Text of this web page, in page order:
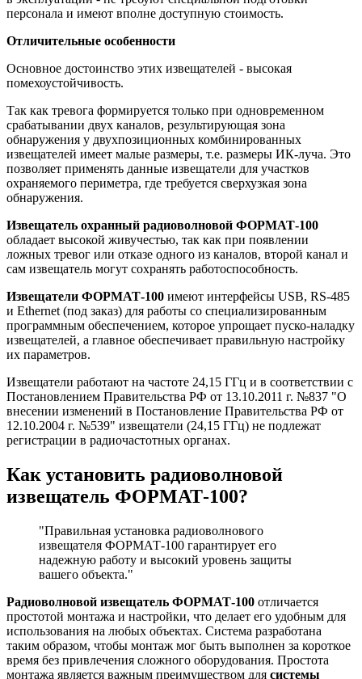
персонала и имеют вполне доступную стоимость.
Отличительные особенности
Основное достоинство этих извещателей - высокая
помехоустойчивость.
Так как тревога формируется только при одновременном
срабатывании двух каналов, результирующая зона
обнаружения у двухпозиционных комбинированных
извещателей имеет малые размеры, т.е. размеры ИК-луча. Это
позволяет применять данные извещатели для участков
охраняемого периметра, где требуется сверхузкая зона
обнаружения.
Извещатель охранный радиоволновой ФОРМАТ-100
обладает высокой живучестью, так как при появлении
ложных тревог или отказе одного из каналов, второй канал и
сам извещатель могут сохранять работоспособность.
Извещатели ФОРМАТ-100 имеют интерфейсы USB, RS-485
и Ethernet (под заказ) для работы со специализированным
программным обеспечением, которое упрощает пуско-наладку
извещателей, а главное обеспечивает правильную настройку
их параметров.
Извещатели работают на частоте 24,15 ГГц и в соответствии с
Постановлением Правительства РФ от 13.10.2011 г. №837 "О
внесении изменений в Постановление Правительства РФ от
12.10.2004 г. №539" извещатели (24,15 ГГц) не подлежат
регистрации в радиочастотных органах.
Как установить радиоволновой
извещатель ФОРМАТ-100?
"Правильная установка радиоволнового
извещателя ФОРМАТ-100 гарантирует его
надежную работу и высокий уровень защиты
вашего объекта."
Радиоволновой извещатель ФОРМАТ-100 отличается
простотой монтажа и настройки, что делает его удобным для
использования на любых объектах. Система разработана
таким образом, чтобы монтаж мог быть выполнен за короткое
время без привлечения сложного оборудования. Простота
монтажа является важным преимуществом для системы